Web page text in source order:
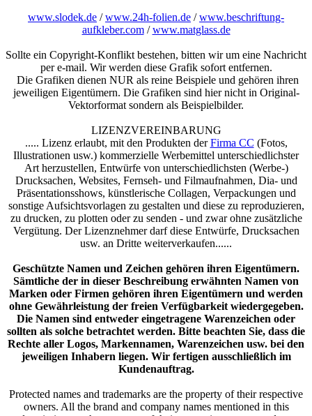
www.slodek.de /www.24h-folien.de /www.beschriftung-
aufkleber.com/www.matglass.de
Sollte ein Copyright-Konflikt bestehen, bitten wir um eine Nachricht
per e-mail. Wir werden diese Grafik sofort entfernen.
Die Grafiken dienen NUR als reine Beispiele und gehören ihren
jeweiligen Eigentümern. Die Grafiken sind hier nicht in Original-
Vektorformat sondern als Beispielbilder.
LIZENZVEREINBARUNG
..... Lizenz erlaubt, mit den Produkten derFirma CC (Fotos,
Illustrationen usw.) kommerzielle Werbemittel unterschiedlichster
Art herzustellen, Entwürfe von unterschiedlichsten (Werbe-)
Drucksachen, Websites, Fernseh- und Filmaufnahmen, Dia- und
Präsentationsshows, künstlerische Collagen, Verpackungen und
sonstige Aufsichtsvorlagen zu gestalten und diese zu reproduzieren,
zu drucken, zu plotten oder zu senden - und zwar ohne zusätzliche
Vergütung. Der Lizenznehmer darf diese Entwürfe, Drucksachen
usw. an Dritte weiterverkaufen......
Geschützte Namen und Zeichen gehören ihren Eigentümern.
Sämtliche der in dieser Beschreibung erwähnten Namen von
Marken oder Firmen gehören ihren Eigentümern und werden
ohne Gewährleistung der freien Verfügbarkeit wiedergegeben.
Die Namen sind entweder eingetragene Warenzeichen oder
sollten als solche betrachtet werden. Bitte beachten Sie, dass die
Rechte aller Logos, Markennamen, Warenzeichen usw. bei den
jeweiligen Inhabern liegen. Wir fertigen ausschließlich im
Kundenauftrag.
Protected names and trademarks are the property of their respective
owners. All the brand and company names mentioned in this